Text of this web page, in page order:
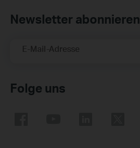
Newsletter abonnieren
E-Mail-Adresse
Folge uns